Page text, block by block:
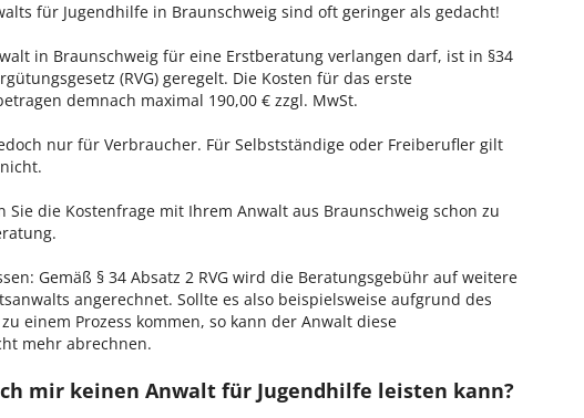
für Jugendhilfe in Braunschweig sind oft geringer als gedacht!
in Braunschweig für eine Erstberatung verlangen darf, ist in §34
(RVG) geregelt. Die Kosten für das erste
demnach maximal 190,00 € zzgl. MwSt.
nur für Verbraucher. Für Selbstständige oder Freiberufler gilt
Sie die Kostenfrage mit Ihrem Anwalt aus Braunschweig schon zu
Gemäß § 34 Absatz 2 RVG wird die Beratungsgebühr auf weitere
angerechnet. Sollte es also beispielsweise aufgrund des
einem Prozess kommen, so kann der Anwalt diese
mehr abrechnen.
mir keinen Anwalt für Jugendhilfe leisten kann?